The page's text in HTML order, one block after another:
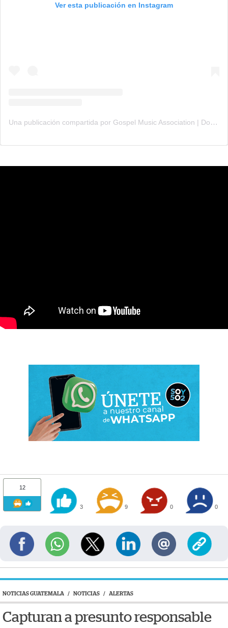
Ver esta publicación en Instagram
Una publicación compartida por Gospel Music Association | Dove Awards (@gmadoveawards)
12
3 9 0 0
NOTICIAS GUATEMALA / NOTICIAS / ALERTAS
Capturan a presunto responsable